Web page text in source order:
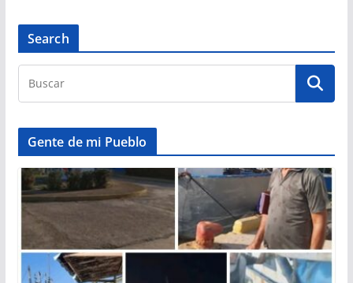
Search
Gente de mi Pueblo